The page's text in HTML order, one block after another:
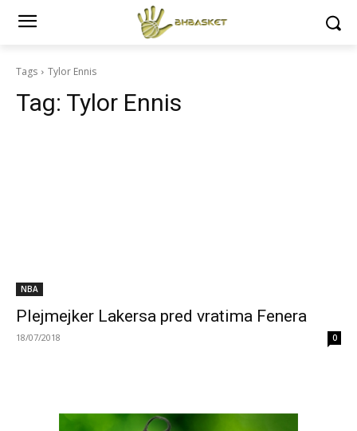
Tags Tylor Ennis
Tag: Tylor Ennis
NBA
Plejmejker Lakersa pred vratima Fenera
18/07/2018 0